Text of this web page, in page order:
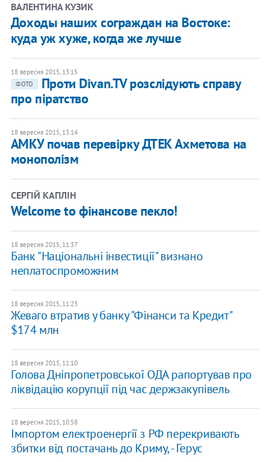
ВАЛЕНТИНА КУЗИК
Доходы наших сограждан на Востоке:
куда уж хуже, когда же лучше
18 вересня 2015, 13:15
ФОТО
Проти Divan.TV розслідують справу
про піратство
18 вересня 2015, 13:14
АМКУ почав перевірку ДТЕК Ахметова на
монополізм
СЕРГІЙ КАПЛІН
Welcome to фінансове пекло!
18 вересня 2015, 11:37
Банк "Національні інвестиції" визнано
неплатоспроможним
18 вересня 2015, 11:23
Жеваго втратив у банку "Фінанси та Кредит"
$174 млн
18 вересня 2015, 11:10
Голова Дніпропетровської ОДА рапортував про
ліквідацію корупції під час держзакупівель
18 вересня 2015, 10:58
Імпортом електроенергії з РФ перекривають
збитки від постачань до Криму, - Герус